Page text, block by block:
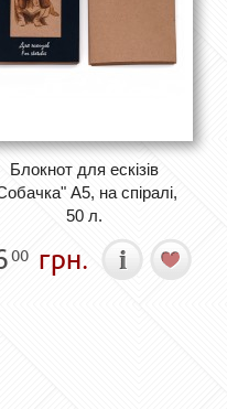
Блокнот для ескізів
А5, на спіралі,
50 л.
00 грн.